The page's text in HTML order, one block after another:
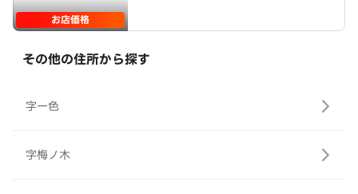
お店価格
その他の住所から探す
字一色
字梅ノ木